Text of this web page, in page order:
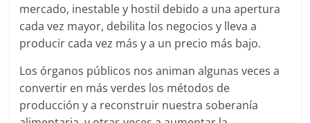
mercado, inestable y hostil debido a una apertura
cada vez mayor, debilita los negocios y lleva a
producir cada vez más y a un precio más bajo.
Los órganos públicos nos animan algunas veces a
convertir en más verdes los métodos de
producción y a reconstruir nuestra soberanía